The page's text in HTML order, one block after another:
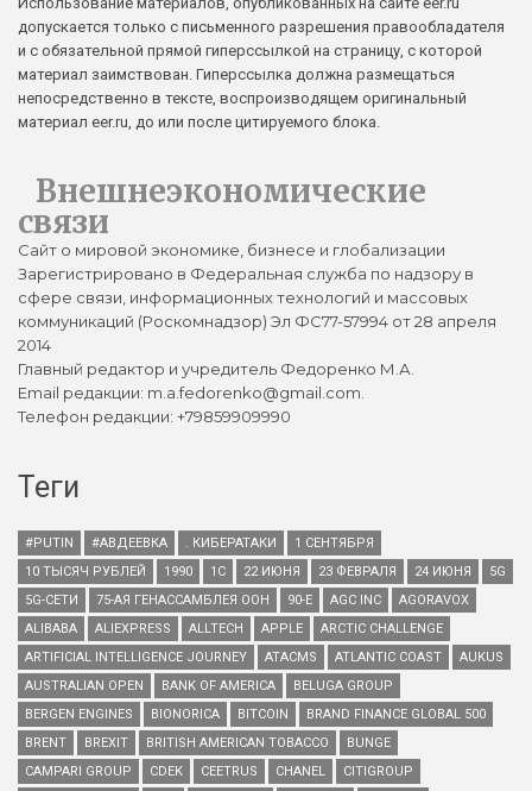
допускается только с письменного разрешения правообладателя
и с обязательной прямой гиперссылкой на страницу, с которой
материал заимствован. Гиперссылка должна размещаться
непосредственно в тексте, воспроизводящем оригинальный
материал eer.ru, до или после цитируемого блока.
Внешнеэкономические
связи
Сайт о мировой экономике, бизнесе и глобализации
Зарегистрировано в Федеральная служба по надзору в
сфере связи, информационных технологий и массовых
коммуникаций (Роскомнадзор) Эл ФС77-57994 от 28 апреля
2014
Главный редактор и учредитель Федоренко М.А.
Email редакции: m.a.fedorenko@gmail.com.
Телефон редакции: +79859909990
Теги
#PUTIN #АВДЕЕВКА . КИБЕРАТАКИ
1 СЕНТЯБРЯ
10 ТЫСЯЧ РУБЛЕЙ
1990 1С 22 ИЮНЯ 23 ФЕВРАЛЯ 24 ИЮНЯ
5G
5G-СЕТИ
75-АЯ ГЕНАССАМБЛЕЯ ООН 90-Е AGC INC
AGORAVOX
ALIBABA
ALIEXPRESS ALLTECH APPLE
ARCTIC CHALLENGE
ARTIFICIAL INTELLIGENCE JOURNEY
ATACMS ATLANTIC COAST
AUKUS
AUSTRALIAN OPEN
BANK OF AMERICA
BELUGA GROUP
BERGEN ENGINES
BIONORICA BITCOIN
BRAND FINANCE GLOBAL 500
BRENT
BREXIT BRITISH AMERICAN TOBACCO
BUNGE
CAMPARI GROUP
CDEK CEETRUS CHANEL
CITIGROUP